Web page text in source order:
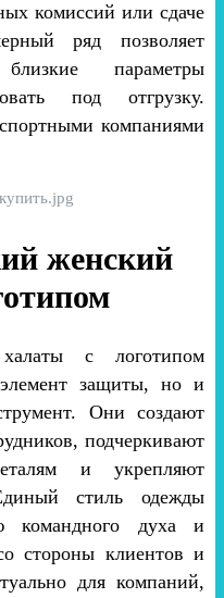
комиссий или сдаче
ряд позволяет
параметры
под отгрузку.
компаниями
женский
халаты с логотипом
защиты, но и
Они создают
подчеркивают
и укрепляют
стиль одежды
командного духа и
стороны клиентов и
для компаний,